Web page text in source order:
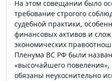
На этом совещании было
требование строгого
судебной практики,
финансовых активов и
экономических
Пленума ВС РФ были
«высочайшего
обязаны неукоснительно